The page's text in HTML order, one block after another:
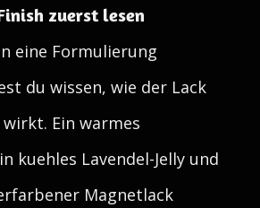
zuerst lesen
eine Formulierung
du wissen, wie der Lack
Ein warmes
kuehles Lavendel-Jelly und
Magnetlack